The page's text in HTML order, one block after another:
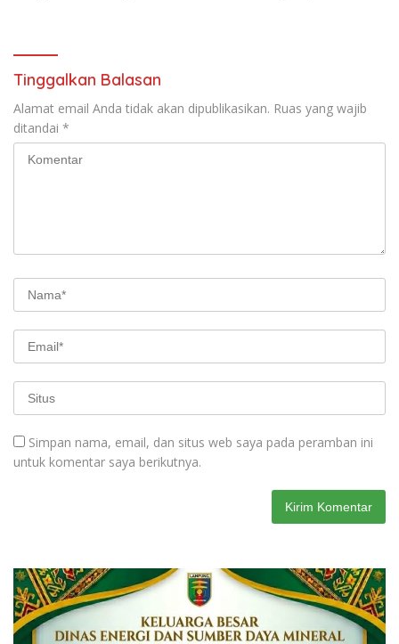
Tinggalkan Balasan
Alamat email Anda tidak akan dipublikasikan. Ruas yang wajib
ditandai *
Simpan nama, email, dan situs web saya pada peramban ini
untuk komentar saya berikutnya.